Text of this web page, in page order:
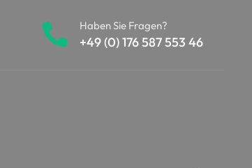
Haben Sie Fragen?
+49 (0) 176 587 553 46